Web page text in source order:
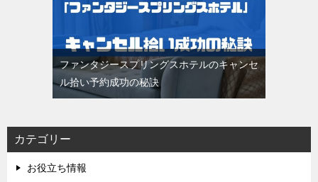
ファンタジースプリングスホテルのキャンセ
ル拾い予約成功の秘訣
カテゴリー
お役立ち情報